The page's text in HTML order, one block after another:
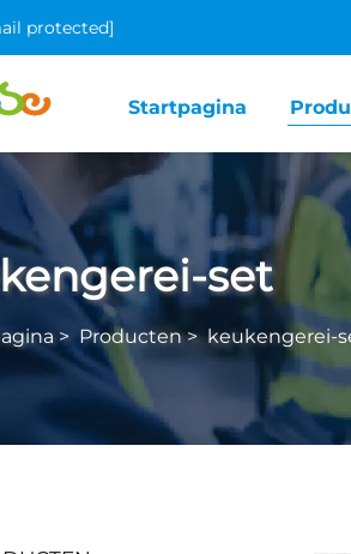
protected]
Startpagina
set
> Producten> keukengerei-